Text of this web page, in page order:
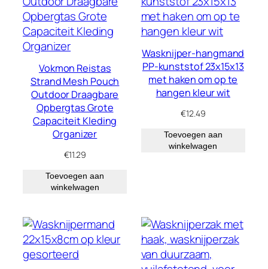
Vokmon Reistas
Strand Mesh Pouch
Outdoor Draagbare
Opbergtas Grote
Capaciteit Kleding
Organizer
€11.29
Toevoegen aan
winkelwagen
Wasknijper-hangmand
PP-kunststof 23x15x13
met haken om op te
hangen kleur wit
€12.49
Toevoegen aan
winkelwagen